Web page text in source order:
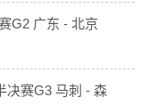
G2 广东 - 北京
决赛G3 马刺 - 森